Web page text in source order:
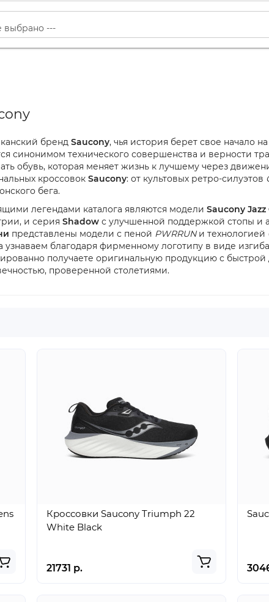
бренд Saucony, чья история берет свое начало
синонимом технического совершенства и верности
обувь, которая меняет жизнь к лучшему через
кроссовок Saucony: от культовых ретро-силуэтов
бега.
легендами каталога являются модели Saucony
и серия Shadow с улучшенной поддержкой стопы и
представлены модели с пеной PWRRUNи технологией
узнаваем благодаря фирменному логотипу в виде
получаете оригинальную продукцию с
проверенной столетиями.
Кроссовки Saucony Triumph 22
White Black
21731 р.